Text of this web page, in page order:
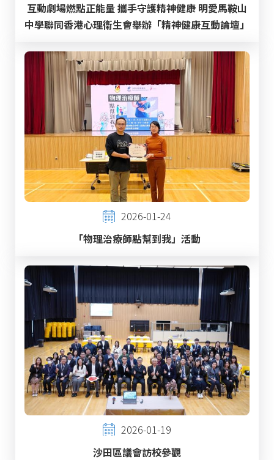
互動劇場燃點正能量 攜手守護精神健康 明愛馬鞍山
中學聯同香港心理衞生會舉辦「精神健康互動論壇」
2026-01-24
「物理治療師點幫到我」活動
2026-01-19
沙田區議會訪校參觀